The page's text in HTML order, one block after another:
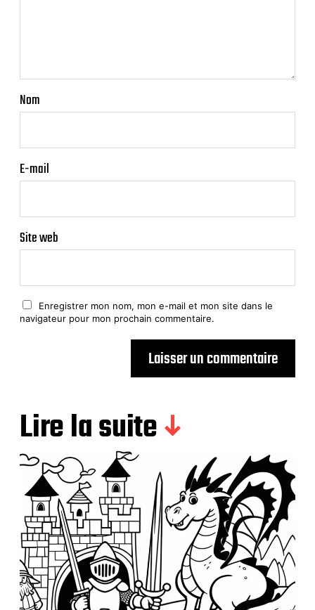
Nom
E-mail
Site web
Enregistrer mon nom, mon e-mail et mon site dans le
navigateur pour mon prochain commentaire.
Lire la suite